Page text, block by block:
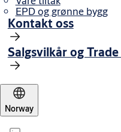
Nøkler til System 10, dp og
Leveres komplett med
og dekkskiver.
EPD og grønne bygg
Kontakt oss
Salgsvilkår og
Norway